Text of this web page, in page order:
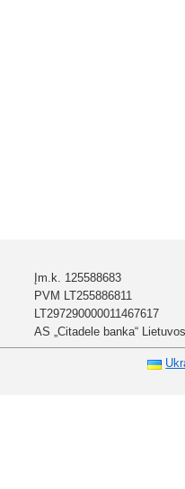
Įm.k. 125588683
PVM LT255886811
LT297290000011467617
AS „Citadele banka“